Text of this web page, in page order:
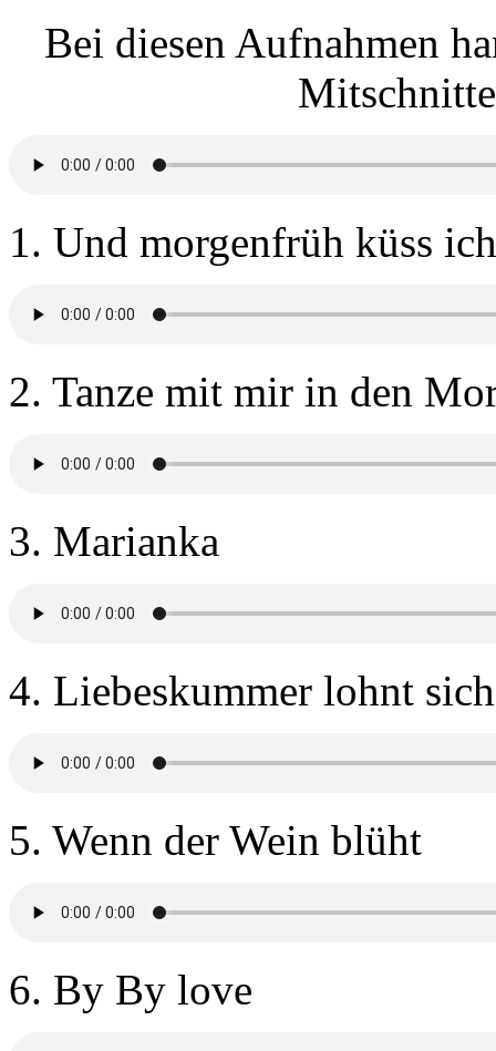
Bei diesen Aufnahmen
1. Und morgenfrüh küss
2. Tanze mit mir in den
3. Marianka
4. Liebeskummer lohnt
5. Wenn der Wein blüht
6. By By love